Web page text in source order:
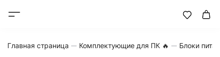
Главная страница Комплектующие для ПК 🔥 Блоки